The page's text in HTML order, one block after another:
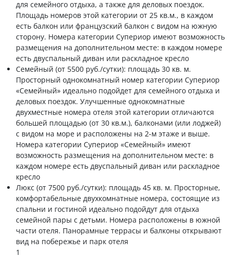
для семейного отдыха, а также для деловых поездок.
Площадь номеров этой категории от 25 кв.м., в каждом
есть балкон или французский балкон с видом на южную
сторону. Номера категории Супериор имеют возможность
размещения на дополнительном месте: в каждом номере
есть двуспальный диван или раскладное кресло
Семейный (от 5500 руб./сутки): площадь 30 кв. м.
Просторный однокомнатный номер категории Супериор
«Семейный» идеально подойдет для семейного отдыха и
деловых поездок. Улучшенные однокомнатные
двухместные номера отеля этой категории отличаются
большей площадью (от 30 кв.м.), балконами (или лоджей)
с видом на море и расположены на 2-м этаже и выше.
Номера категории Супериор «Семейный» имеют
возможность размещения на дополнительном месте: в
каждом номере есть двуспальный диван или раскладное
кресло
Люкс (от 7500 руб./сутки): площадь 45 кв. м. Просторные,
комфортабельные двухкомнатные номера, состоящие из
спальни и гостиной идеально подойдут для отдыха
семейной пары с детьми. Номера расположены в южной
части отеля. Панорамные террасы и балконы открывают
вид на побережье и парк отеля
1